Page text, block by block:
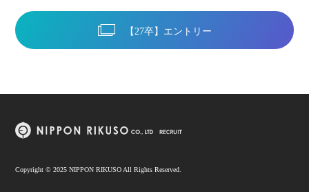
【27卒】エントリー
Copyright © 2025 NIPPON RIKUSO All Rights Reserved.